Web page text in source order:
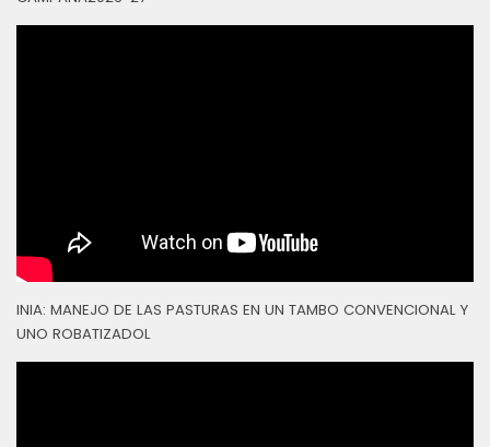
INIA: MANEJO DE LAS PASTURAS EN UN TAMBO CONVENCIONAL Y
UNO ROBATIZADOL